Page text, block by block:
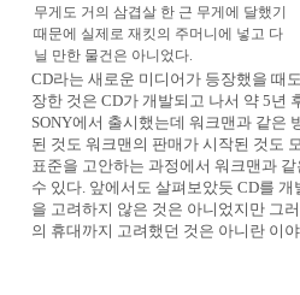
무게도 거의 삼겹살 한 근 무게에 달했기
때문에 실제로 재킷의 주머니에 넣고 다
닐 만한 물건은 아니었다.
CD라는 새로운 미디어가 등장했을 때
장한 것은 CD가 개발되고 나서 약 5년
SONY에서 출시했는데 워크맨과 같은
된 것도 워크맨의 판매가 시작된 것도
표준을 고안하는 과정에서 워크맨과
수 있다. 앞에서도 살펴보았듯 CD를
을 고려하지 않은 것은 아니었지만 그
의 휴대까지 고려했던 것은 아니란 이